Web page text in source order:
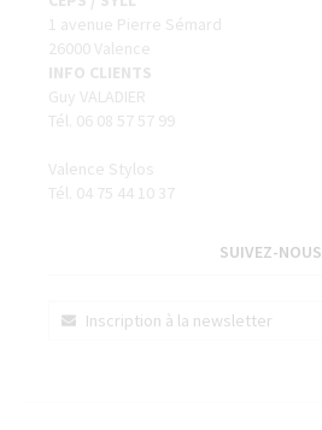
1 avenue Pierre Sémard
26000 Valence
INFO CLIENTS
Guy VALADIER
Tél. 06 08 57 57 99
Valence Stylos
Tél. 04 75 44 10 37
SUIVEZ-NOUS